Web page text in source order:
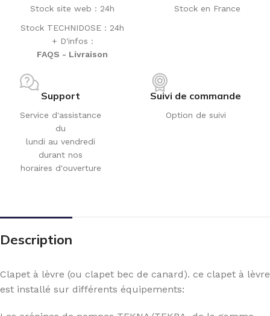
Stock site web : 24h
Stock TECHNIDOSE : 24h
+ D'infos :
FAQS - Livraison
Stock en France
Support
Service d'assistance
du
lundi au vendredi
durant nos
horaires d'ouverture
Suivi de commande
Option de suivi
Description
Clapet à lèvre (ou clapet bec de canard). ce clapet à lèvre
est installé sur différents équipements: